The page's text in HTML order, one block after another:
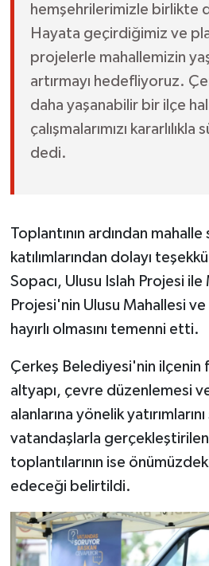
hemşehrilerimizle birlikte
Hayata geçirdiğimiz ve
projelerle mahallemizin
artırmayı hedefliyoruz.
daha yaşanabilir bir ilçe
çalışmalarımızı
dedi.
Toplantının ardından
katılımlarından dolayı
Sopacı, Ulusu Islah Projesi
Projesi'nin Ulusu Mahallesi
hayırlı olmasını temenni etti.
Çerkeş Belediyesi'nin ilçenin
altyapı, çevre düzenlemesi
alanlarına yönelik
vatandaşlarla
toplantılarının ise
edeceği belirtildi.